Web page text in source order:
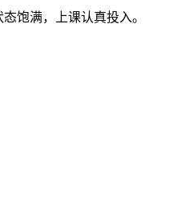
饱满，上课认真投入。